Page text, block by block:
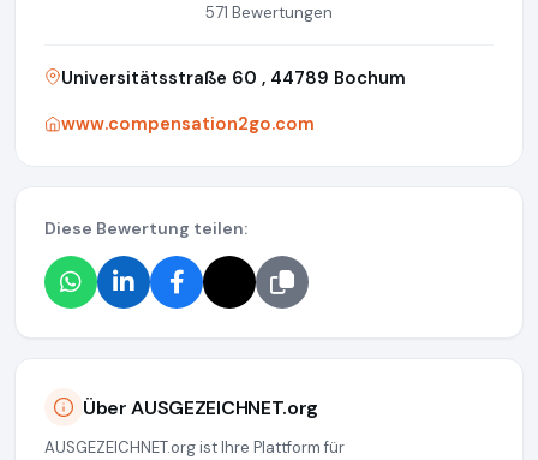
571 Bewertungen
Universitätsstraße 60 , 44789 Bochum
www.compensation2go.com
Diese Bewertung teilen:
Über AUSGEZEICHNET.org
AUSGEZEICHNET.org ist Ihre Plattform für